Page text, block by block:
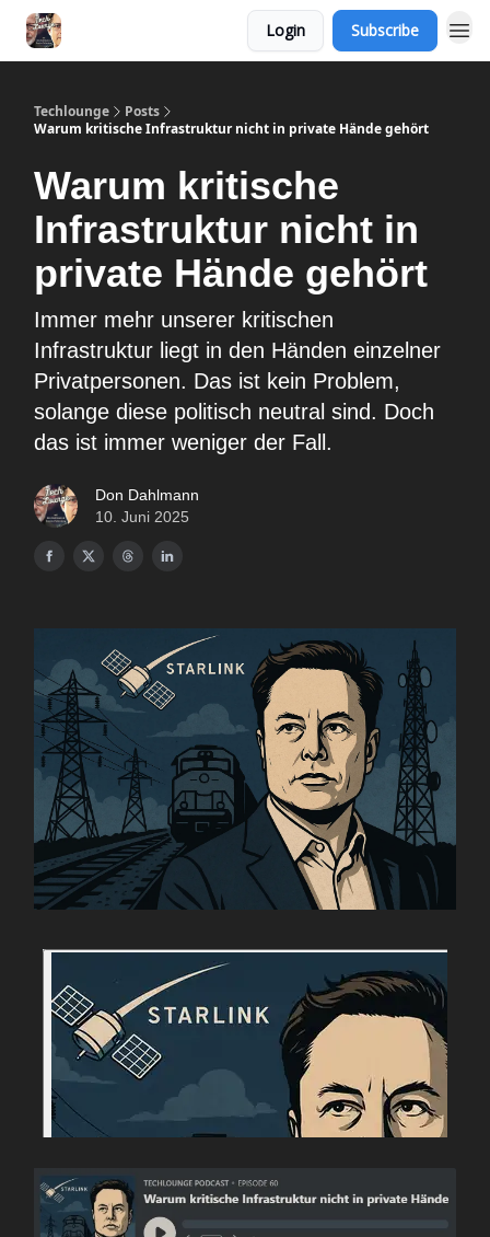
Login Subscribe
Techlounge
Posts
Warum kritische Infrastruktur nicht in private Hände gehört
Warum kritische
Infrastruktur nicht in
private Hände gehört
Immer mehr unserer kritischen
Infrastruktur liegt in den Händen einzelner
Privatpersonen. Das ist kein Problem,
solange diese politisch neutral sind. Doch
das ist immer weniger der Fall.
Don Dahlmann
10. Juni 2025